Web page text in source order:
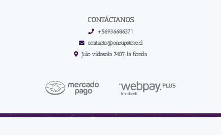
CONTÁCTANOS
+56936686371
contacto@oneupstore.cl
Julio vildosola 7407, la florida